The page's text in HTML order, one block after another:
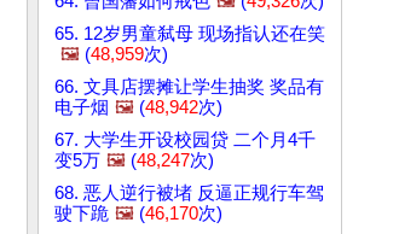
65. 12岁男童弑母 现场指认还在笑
🖼️ (48,959次)
66. 文具店摆摊让学生抽奖 奖品有
电子烟 🖼️ (48,942次)
67. 大学生开设校园贷 二个月4千
变5万 🖼️ (48,247次)
68. 恶人逆行被堵 反逼正规行车驾
驶下跪 🖼️ (46,170次)